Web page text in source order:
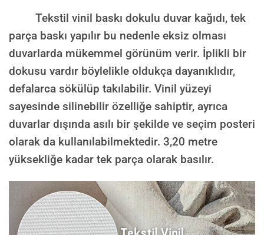
Tekstil vinil baskı dokulu duvar kağıdı, tek
parça baskı yapılır bu nedenle eksiz olması
duvarlarda mükemmel görünüm verir. İplikli bir
dokusu vardır böylelikle oldukça dayanıklıdır,
defalarca sökülüp takılabilir. Vinil yüzeyi
sayesinde silinebilir özelliğe sahiptir, ayrıca
duvarlar dışında asılı bir şekilde ve seçim posteri
olarak da kullanılabilmektedir. 3,20 metre
yüksekliğe kadar tek parça olarak basılır.